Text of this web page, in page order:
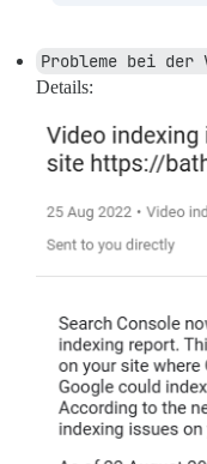
Probleme bei der
Details: